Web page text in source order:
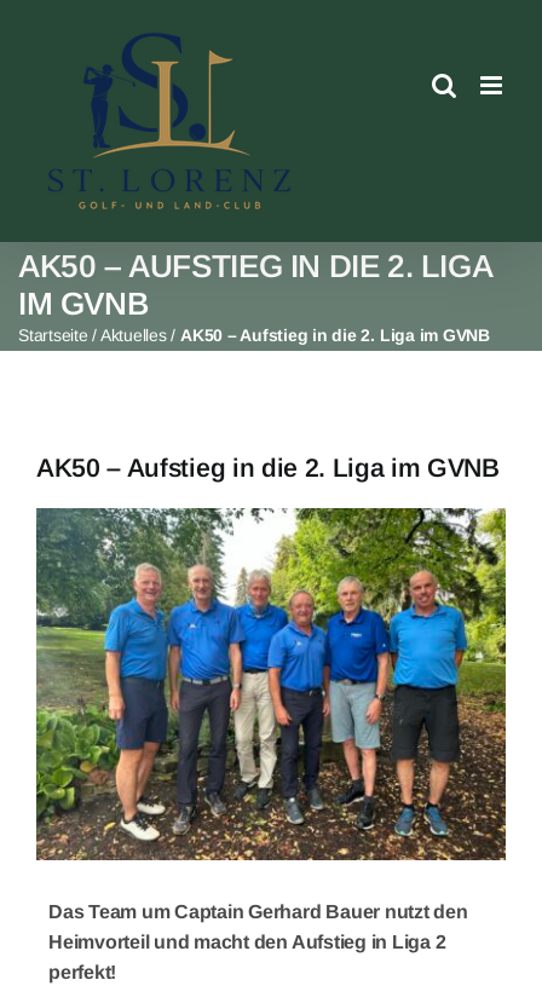
AK50 – AUFSTIEG IN DIE 2. LIGA
IM GVNB
Startseite /Aktuelles/ AK50 – Aufstieg in die 2. Liga im GVNB
AK50 – Aufstieg in die 2. Liga im GVNB
View
Larger
Image
Das Team um Captain Gerhard Bauer nutzt den
Heimvorteil und macht den Aufstieg in Liga 2
perfekt!